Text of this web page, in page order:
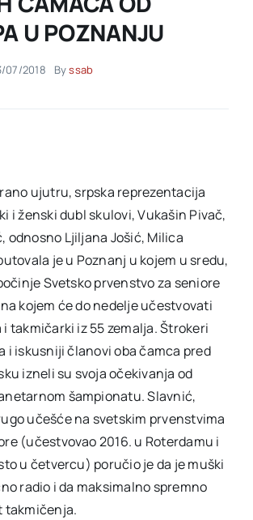
U POZNANJU
07/2018 Byssab
ujutru, srpska reprezentacija
i ženski dubl skulovi, Vukašin Pivač,
odnosno Ljiljana Jošić, Milica
je u Poznanj u kojem u sredu,
Svetsko prvenstvo za seniore
kojem će do nedelje učestvovati
takmičarki iz 55 zemalja. Štrokeri
i iskusniji članovi oba čamca pred
izneli su svoja očekivanja od
šampionatu. Slavnić,
učešće na svetskim prvenstvima
(učestvovao 2016. u Roterdamu i
u četvercu) poručio je da je muški
radio i da maksimalno spremno
takmičenja.